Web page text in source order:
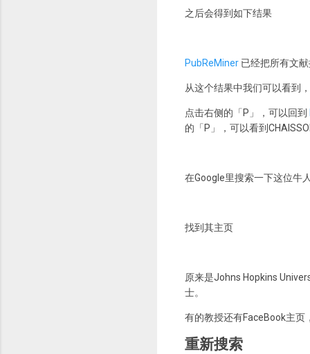
之后会得到如下结果
PubReMiner 已经把所有文
从这个结果中我们可以看到
点击右侧的「P」，可以回到
的「P」，可以看到
在Google里搜索一下这位牛
找到其主页
原来是Johns Hopkins
士。
有的教授还有FaceBook主页
重新搜索